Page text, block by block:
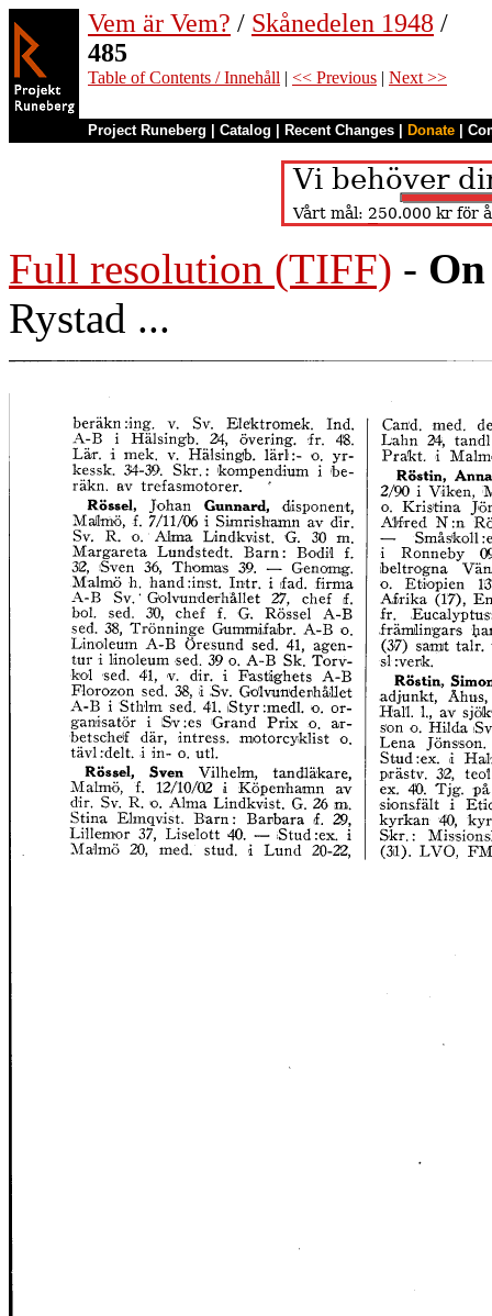
Vem är Vem? / Skånedelen 1948 /
485
Table of Contents / Innehåll | << Previous | Next >>
Project Runeberg Catalog Recent Changes Donate
Full resolution (TIFF) -
Rystad ...